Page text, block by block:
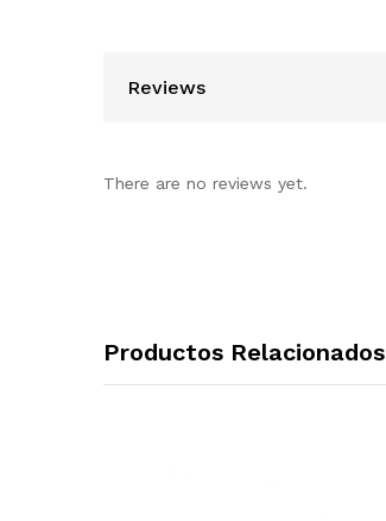
Reviews
There are no reviews yet.
Productos Relacionados